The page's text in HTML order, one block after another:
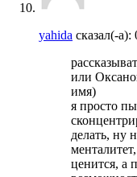
yahida сказал(-а):
или
имя)
я просто
делать, ну
ценится, а